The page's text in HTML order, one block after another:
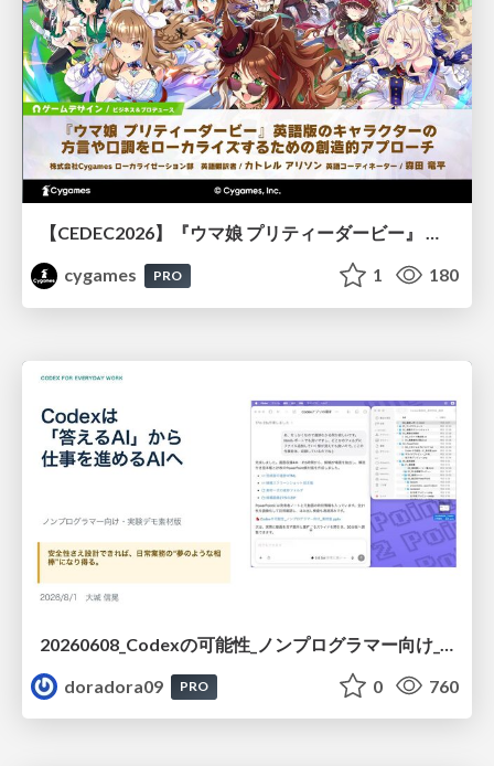
【CEDEC2026】『ウマ娘 プリティーダービー』 英語版のキャラクターの方言や口調をローカライズするための創造的アプローチ
cygames
PRO 1 180
doradora09
PRO 0 760